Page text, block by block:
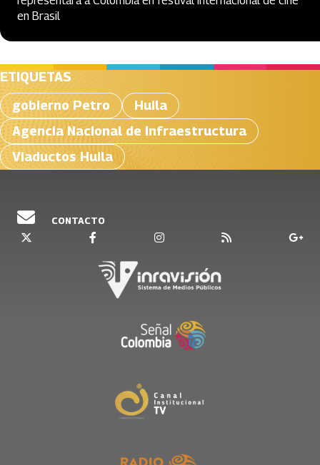
en Brasil
ETIQUETAS
gobierno Petro
Huila
Agencia Nacional de Infraestructura
Viaductos Huila
CONTACTO